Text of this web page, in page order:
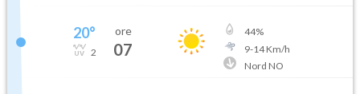
20°
2
ore
07
44%
9-14Km/h
Nord NO